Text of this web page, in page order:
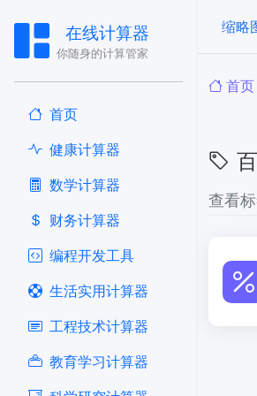
在线计算器
你随身的计算管家
首页
健康计算器
​数学计算器
财务计算器
编程开发工具
生活实用计算器
工程技术计算器
教育学习计算器
缩略
首页
查看